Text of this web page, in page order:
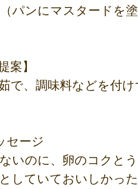
パンにマスタードを
案】
で、調味料などを付
セージ
ないのに、卵のコク
していておいしかっ